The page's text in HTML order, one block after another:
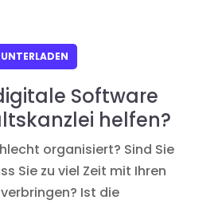
Software
helfen?
organisiert? Sind Sie
Sie zu viel Zeit mit Ihren
Ist die